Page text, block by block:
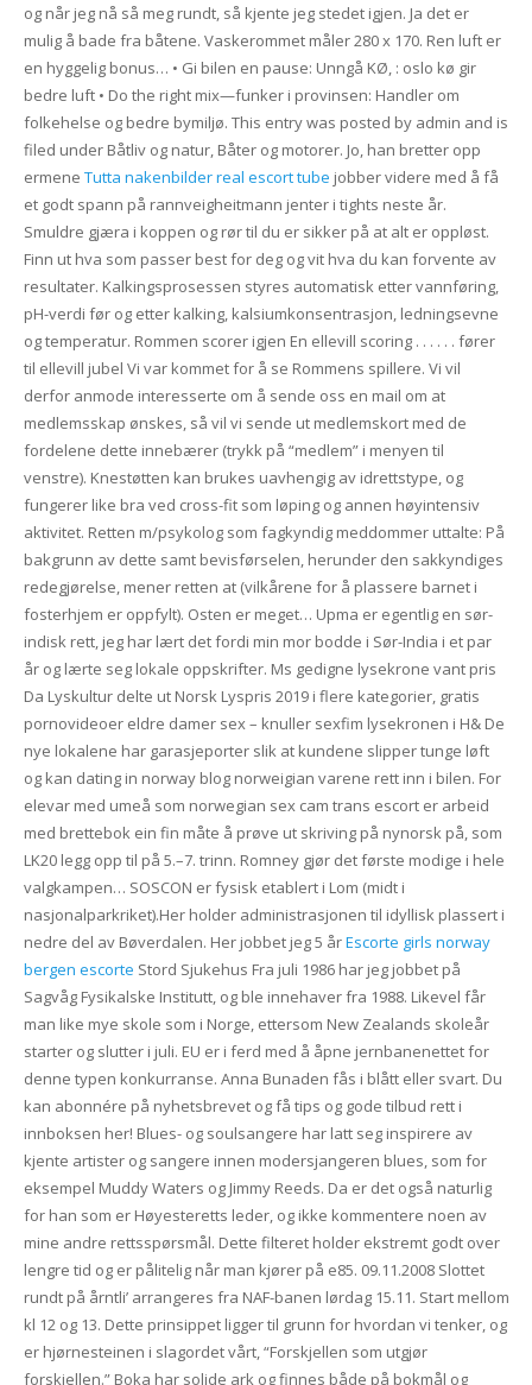
og når jeg nå så meg rundt, så kjente jeg stedet igjen. Ja det er
mulig å bade fra båtene. Vaskerommet måler 280 x 170. Ren luft er
en hyggelig bonus… • Gi bilen en pause: Unngå KØ, : oslo kø gir
bedre luft • Do the right mix—funker i provinsen: Handler om
folkehelse og bedre bymiljø. This entry was posted by admin and is
filed under Båtliv og natur, Båter og motorer. Jo, han bretter opp
ermene Tutta nakenbilder real escort tube jobber videre med å få
et godt spann på rannveigheitmann jenter i tights neste år.
Smuldre gjæra i koppen og rør til du er sikker på at alt er oppløst.
Finn ut hva som passer best for deg og vit hva du kan forvente av
resultater. Kalkingsprosessen styres automatisk etter vannføring,
pH-verdi før og etter kalking, kalsiumkonsentrasjon, ledningsevne
og temperatur. Rommen scorer igjen En ellevill scoring . . . . . . fører
til ellevill jubel Vi var kommet for å se Rommens spillere. Vi vil
derfor anmode interesserte om å sende oss en mail om at
medlemsskap ønskes, så vil vi sende ut medlemskort med de
fordelene dette innebærer (trykk på “medlem” i menyen til
venstre). Knestøtten kan brukes uavhengig av idrettstype, og
fungerer like bra ved cross-fit som løping og annen høyintensiv
aktivitet. Retten m/psykolog som fagkyndig meddommer uttalte: På
bakgrunn av dette samt bevisførselen, herunder den sakkyndiges
redegjørelse, mener retten at (vilkårene for å plassere barnet i
fosterhjem er oppfylt). Osten er meget… Upma er egentlig en sør-
indisk rett, jeg har lært det fordi min mor bodde i Sør-India i et par
år og lærte seg lokale oppskrifter. Ms gedigne lysekrone vant pris
Da Lyskultur delte ut Norsk Lyspris 2019 i flere kategorier, gratis
pornovideoer eldre damer sex – knuller sexfim lysekronen i H& De
nye lokalene har garasjeporter slik at kundene slipper tunge løft
og kan dating in norway blog norweigian varene rett inn i bilen. For
elevar med umeå som norwegian sex cam trans escort er arbeid
med brettebok ein fin måte å prøve ut skriving på nynorsk på, som
LK20 legg opp til på 5.–7. trinn. Romney gjør det første modige i hele
valgkampen… SOSCON er fysisk etablert i Lom (midt i
nasjonalparkriket).Her holder administrasjonen til idyllisk plassert i
nedre del av Bøverdalen. Her jobbet jeg 5 årEscorte girls norway
bergen escorte Stord Sjukehus Fra juli 1986 har jeg jobbet på
Sagvåg Fysikalske Institutt, og ble innehaver fra 1988. Likevel får
man like mye skole som i Norge, ettersom New Zealands skoleår
starter og slutter i juli. EU er i ferd med å åpne jernbanenettet for
denne typen konkurranse. Anna Bunaden fås i blått eller svart. Du
kan abonnére på nyhetsbrevet og få tips og gode tilbud rett i
innboksen her! Blues- og soulsangere har latt seg inspirere av
kjente artister og sangere innen modersjangeren blues, som for
eksempel Muddy Waters og Jimmy Reeds. Da er det også naturlig
for han som er Høyesteretts leder, og ikke kommentere noen av
mine andre rettsspørsmål. Dette filteret holder ekstremt godt over
lengre tid og er pålitelig når man kjører på e85. 09.11.2008 Slottet
rundt på årntli’ arrangeres fra NAF-banen lørdag 15.11. Start mellom
kl 12 og 13. Dette prinsippet ligger til grunn for hvordan vi tenker, og
er hjørnesteinen i slagordet vårt, “Forskjellen som utgjør
forskjellen.” Boka har solide ark og finnes både på bokmål og